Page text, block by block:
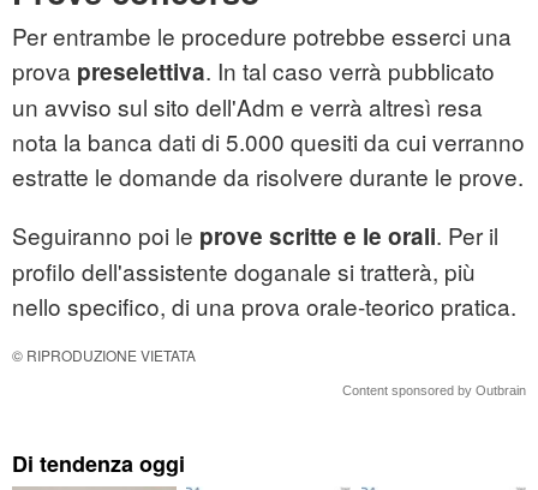
Per entrambe le procedure potrebbe esserci una
prova preselettiva. In tal caso verrà pubblicato
un avviso sul sito dell'Adm e verrà altresì resa
nota la banca dati di 5.000 quesiti da cui verranno
estratte le domande da risolvere durante le prove.
Seguiranno poi le prove scritte e le orali. Per il
profilo dell'assistente doganale si tratterà, più
nello specifico, di una prova orale-teorico pratica.
© RIPRODUZIONE VIETATA
Content sponsored by Outbrain
Di tendenza oggi